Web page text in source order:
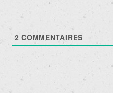
2 COMMENTAIRES